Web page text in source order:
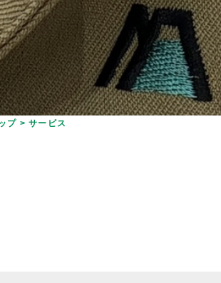
プ >サービス